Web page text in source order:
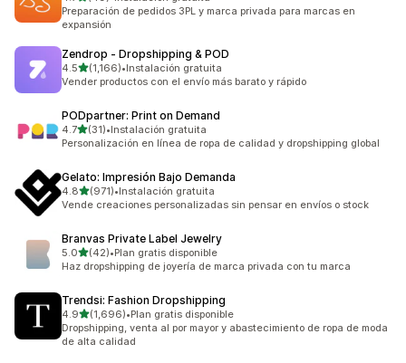
49 reseñas en total
Preparación de pedidos 3PL y marca privada para marcas en
expansión
Zendrop ‑ Dropshipping & POD
4.5de 5 estrellas
(1,166)
1166 reseñas en total
•Instalación gratuita
Vender productos con el envío más barato y rápido
PODpartner: Print on Demand
4.7de 5 estrellas
(31)
31 reseñas en total
•Instalación gratuita
Personalización en línea de ropa de calidad y dropshipping global
Gelato: Impresión Bajo Demanda
4.8de 5 estrellas
(971)
971 reseñas en total
•Instalación gratuita
Vende creaciones personalizadas sin pensar en envíos o stock
Branvas Private Label Jewelry
5.0de 5 estrellas
(42)
42 reseñas en total
•Plan gratis disponible
Haz dropshipping de joyería de marca privada con tu marca
Trendsi: Fashion Dropshipping
4.9de 5 estrellas
(1,696)
1696 reseñas en total
•Plan gratis disponible
Dropshipping, venta al por mayor y abastecimiento de ropa de moda
de alta calidad